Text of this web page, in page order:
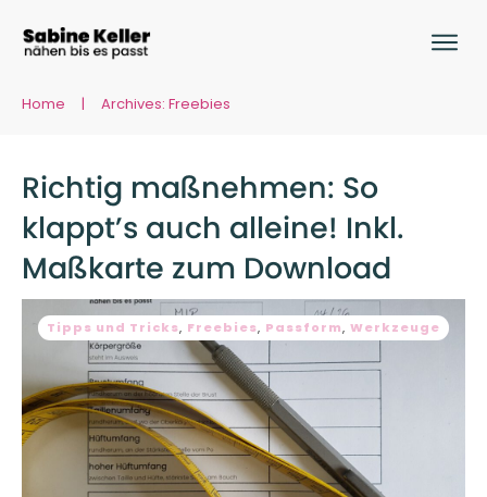
Home | Archives: Freebies
Richtig maßnehmen: So
klappt’s auch alleine! Inkl.
Maßkarte zum Download
Tipps und Tricks, Freebies, Passform, Werkzeuge